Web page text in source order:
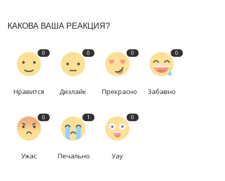
КАКОВА ВАША РЕАКЦИЯ?
0
Нравится
0
Дизлайк
0
Прекрасно
0
Забавно
0
Ужас
1
Печально
0
Уау